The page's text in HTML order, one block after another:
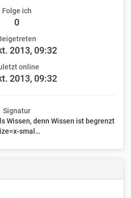
Folge ich
0
2013, 09:32
online
2013, 09:32
Signatur
Wissen, denn Wissen ist begrenzt
smal…